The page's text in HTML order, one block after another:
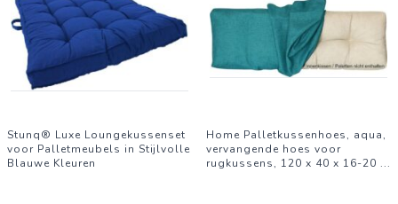
Stunq® Luxe Loungekussenset
voor Palletmeubels in Stijlvolle
Blauwe Kleuren
Home Palletkussenhoes, aqua,
vervangende hoes voor
rugkussens, 120 x 40 x 16-20 ...